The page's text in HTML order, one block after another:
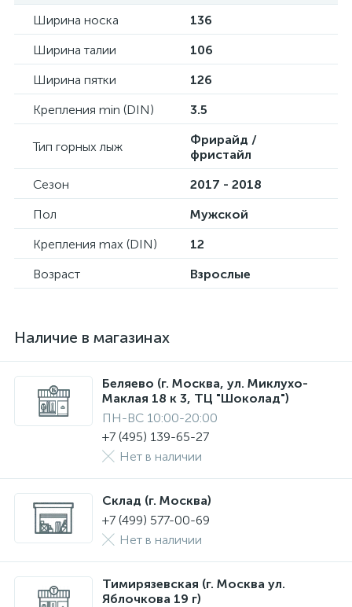
Ширина носка
136
Ширина талии
106
Ширина пятки
126
Крепления min (DIN)
3.5
Тип горных лыж
Фрирайд /
фристайл
Сезон
2017 - 2018
Пол
Мужской
Крепления max (DIN)
12
Возраст
Взрослые
Наличие в магазинах
Беляево (г. Москва, ул. Миклухо-
Маклая 18 к 3, ТЦ "Шоколад")
ПН-ВС 10:00-20:00
+7 (495) 139-65-27
Нет в наличии
Склад (г. Москва)
+7 (499) 577-00-69
Нет в наличии
Тимирязевская (г. Москва ул.
Яблочкова 19 г)